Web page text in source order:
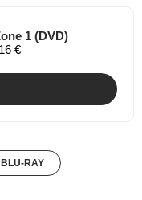
1 (DVD)
€
RAY